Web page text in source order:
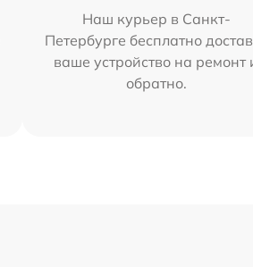
Наш курьер в Санкт-
Петербурге бесплатно
ваше устройство на ремонт
обратно.